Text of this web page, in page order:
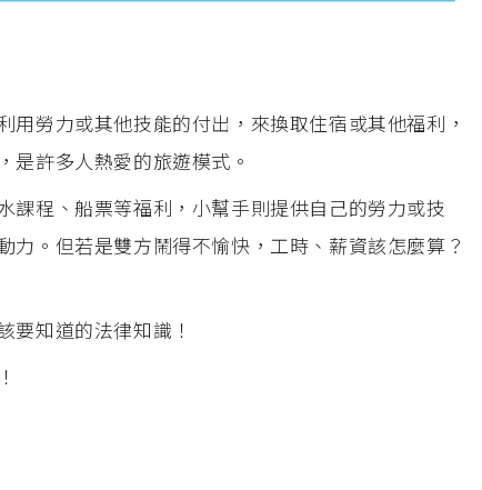
勞力或其他技能的付出，來換取住宿或其他福利，
是許多人熱愛的旅遊模式。
課程、船票等福利，小幫手則提供自己的勞力或技
力。但若是雙方鬧得不愉快，工時、薪資該怎麼算？
要知道的法律知識！